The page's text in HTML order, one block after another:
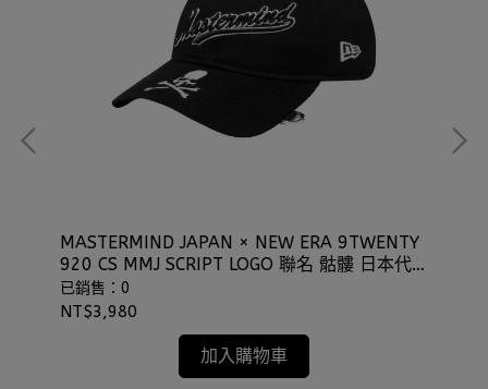
MASTERMIND JAPAN × NEW ERA 9TWENTY
920 CS MMJ SCRIPT LOGO 聯名 骷髏 日本代
購 ⫷ScrewCap⫸
已銷售：0
NT$3,980
加入購物車